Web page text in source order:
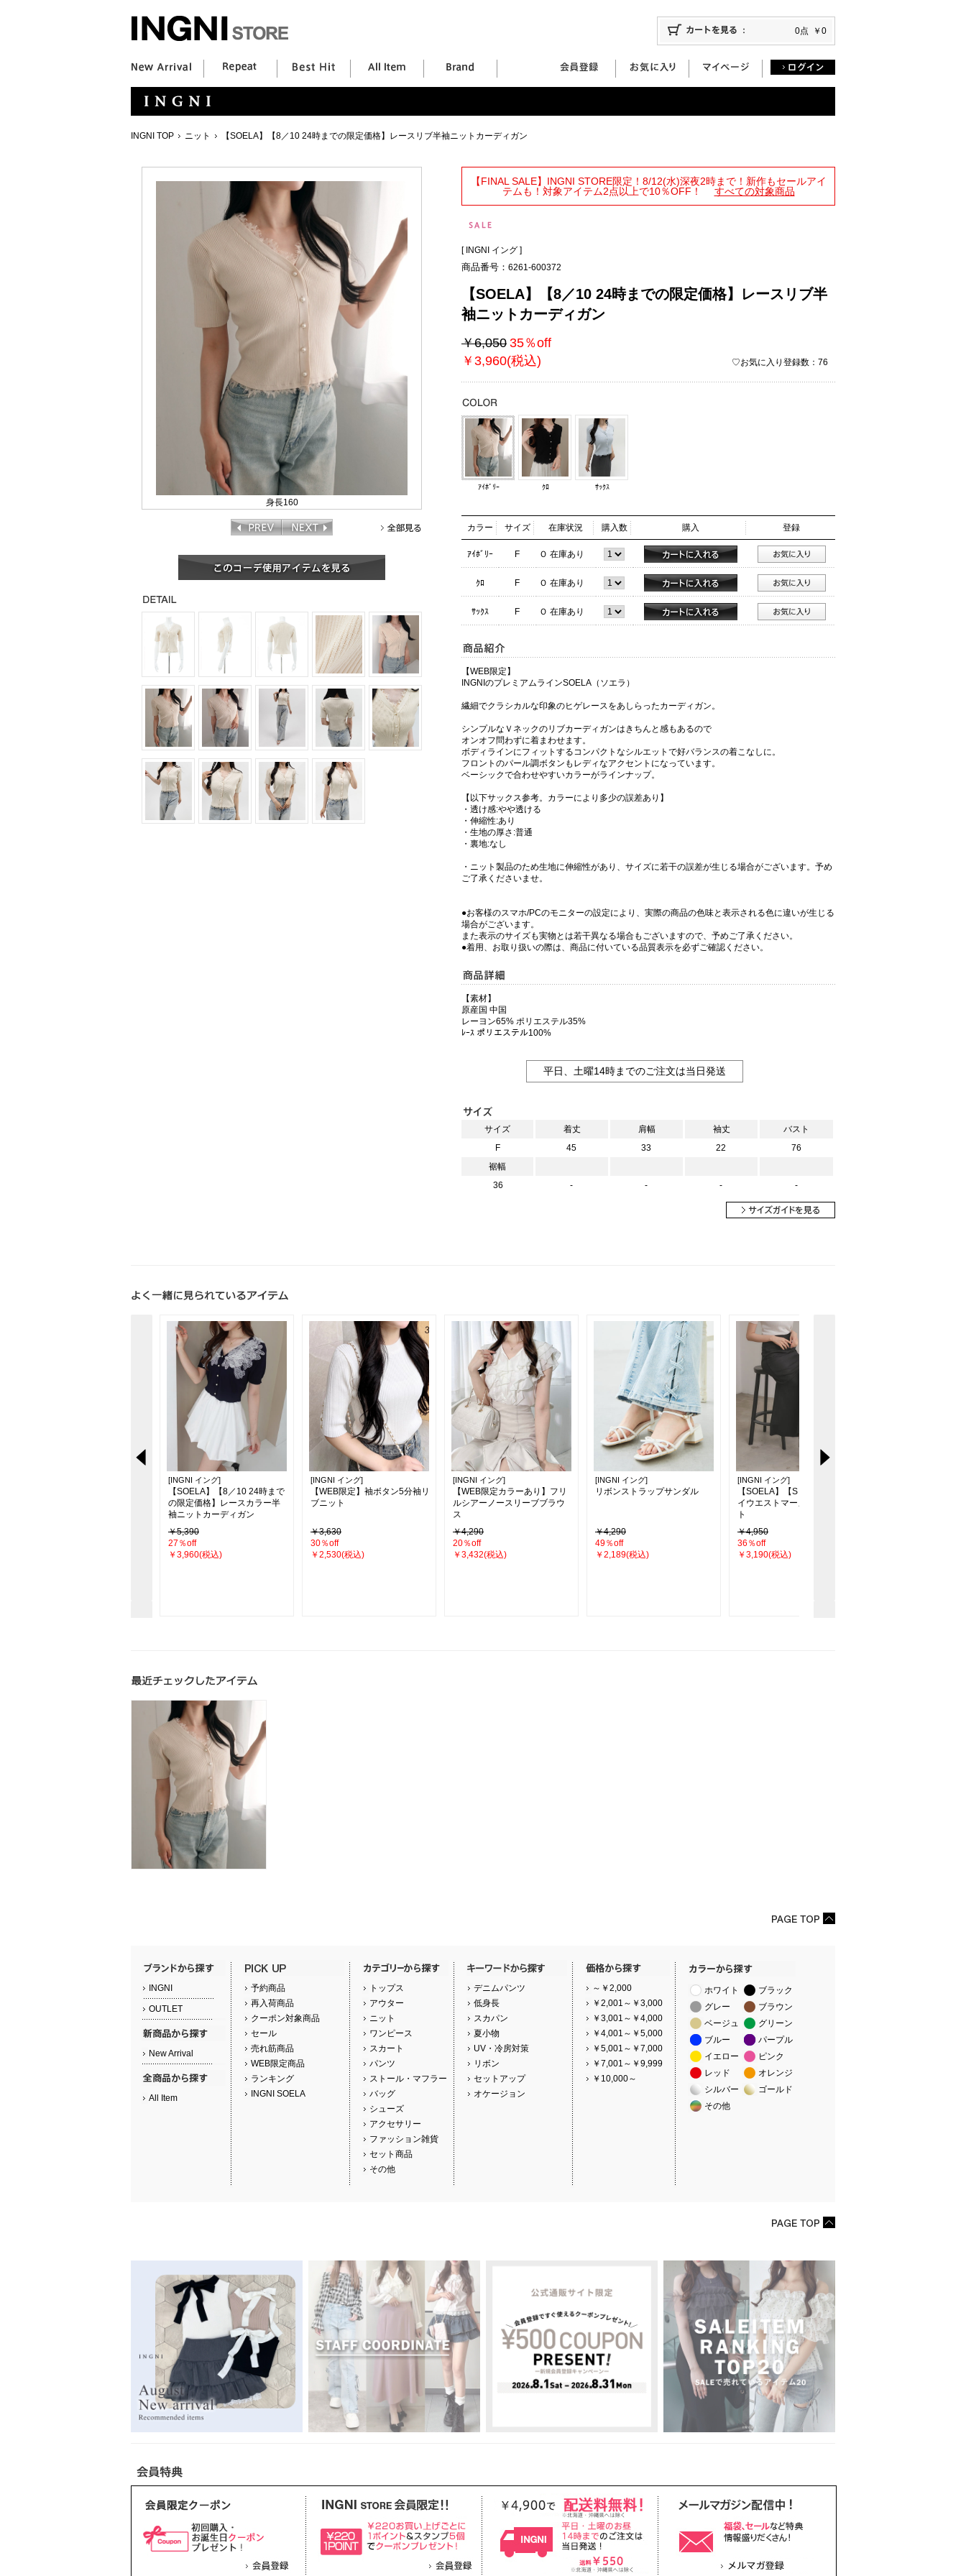
0点 ￥0
INGNI TOP ニット 【SOELA】【8／10 24時までの限定価格】レースリブ半袖ニットカーディガン
身長160
【FINAL SALE】INGNI STORE限定！8/12(水)深夜2時まで！新作もセールアイ
テムも！対象アイテム2点以上で10％OFF！
すべての対象商品
[ INGNI イング ]
商品番号： 6261-600372
【SOELA】【8／10 24時までの限定価格】レースリブ半
袖ニットカーディガン
￥6,050 35％off
￥3,960(税込)
♡お気に入り登録数：76
ｱｲﾎﾞﾘｰ ｸﾛ ｻｯｸｽ
カラー サイズ 在庫状況 購入数 購入 登録
ｱｲﾎﾞﾘｰ F Ｏ 在庫あり
ｸﾛ F Ｏ 在庫あり
ｻｯｸｽ F Ｏ 在庫あり
【WEB限定】
INGNIのプレミアムラインSOELA（ソエラ）
繊細でクラシカルな印象のヒゲレースをあしらったカーディガン。
シンプルなＶネックのリブカーディガンはきちんと感もあるので
オンオフ問わずに着まわせます。
ボディラインにフィットするコンパクトなシルエットで好バランスの着こなしに。
フロントのパール調ボタンもレディなアクセントになっています。
ベーシックで合わせやすいカラーがラインナップ。
【以下サックス参考。カラーにより多少の誤差あり】
・透け感:やや透ける
・伸縮性:あり
・生地の厚さ:普通
・裏地:なし
・ニット製品のため生地に伸縮性があり、サイズに若干の誤差が生じる場合がございます。予め
ご了承くださいませ。
●お客様のスマホ/PCのモニターの設定により、実際の商品の色味と表示される色に違いが生じる
場合がございます。
また表示のサイズも実物とは若干異なる場合もございますので、予めご了承ください。
●着用、お取り扱いの際は、商品に付いている品質表示を必ずご確認ください。
【素材】
原産国 中国
レーヨン65% ポリエステル35%
ﾚｰｽ ポリエステル100%
平日、土曜14時までのご注文は当日発送
サイズ 着丈 肩幅 袖丈
バスト
F
45 33 22
76
裾幅
36
- - - -
[INGNI イング]
【SOELA】【8／10 24時まで
の限定価格】レースカラー半
袖ニットカーディガン
￥5,390
27％off
￥3,960(税込)
[INGNI イング]
【WEB限定】袖ボタン5分袖リ
ブニット
￥3,630
30％off
￥2,530(税込)
[INGNI イング]
【WEB限定カラーあり】フリ
ルシアーノースリーブブラウ
ス
￥4,290
20％off
￥3,432(税込)
[INGNI イング]
リボンストラップサンダル
￥4,290
49％off
￥2,189(税込)
[INGNI イング]
【SOELA】【S～Mサイズ】ハ
イウエストマーメイドスカー
ト
￥4,950
36％off
￥3,190(税込)
INGNI
OUTLET
New Arrival
All Item
予約商品
再入荷商品
クーポン対象商品
セール
売れ筋商品
WEB限定商品
ランキング
INGNI SOELA
トップス
アウター
ニット
ワンピース
スカート
パンツ
ストール・マフラー
バッグ
シューズ
アクセサリー
ファッション雑貨
セット商品
その他
デニムパンツ
低身長
スカパン
夏小物
UV・冷房対策
リボン
セットアップ
オケージョン
～￥2,000
￥2,001～￥3,000
￥3,001～￥4,000
￥4,001～￥5,000
￥5,001～￥7,000
￥7,001～￥9,999
￥10,000～
ホワイト
ブラック
グレー
ブラウン
ベージュ
グリーン
ブルー
パープル
イエロー
ピンク
レッド
オレンジ
シルバー
ゴールド
その他